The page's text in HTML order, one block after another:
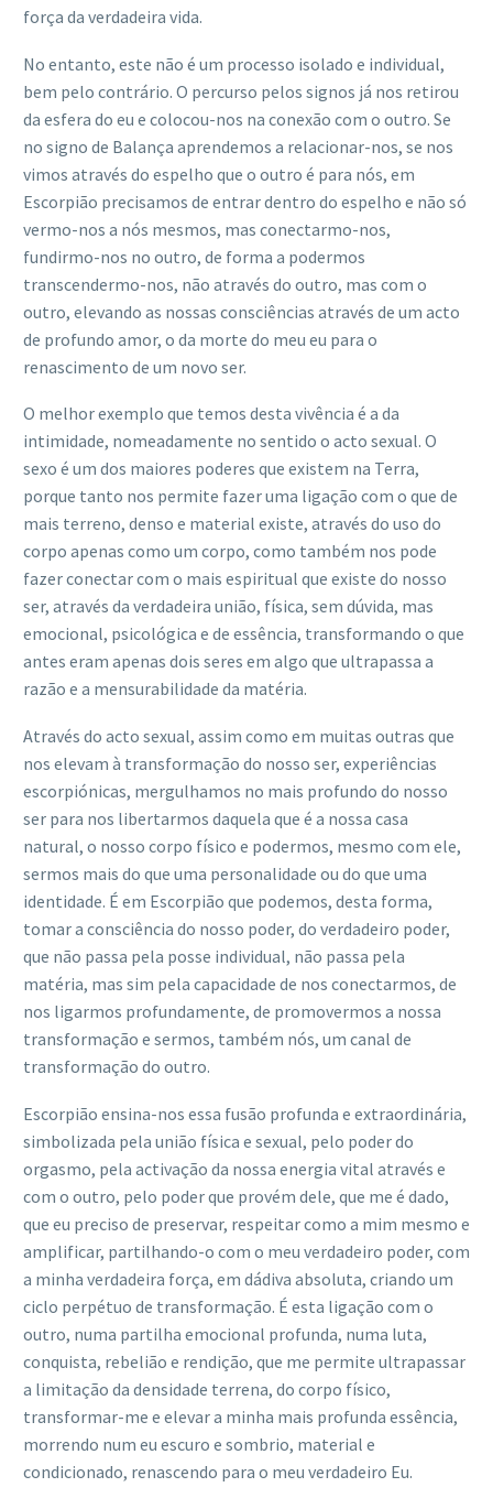
força da verdadeira vida.
No entanto, este não é um processo isolado e individual,
bem pelo contrário. O percurso pelos signos já nos retirou
da esfera do eu e colocou-nos na conexão com o outro. Se
no signo de Balança aprendemos a relacionar-nos, se nos
vimos através do espelho que o outro é para nós, em
Escorpião precisamos de entrar dentro do espelho e não só
vermo-nos a nós mesmos, mas conectarmo-nos,
fundirmo-nos no outro, de forma a podermos
transcendermo-nos, não através do outro, mas com o
outro, elevando as nossas consciências através de um acto
de profundo amor, o da morte do meu eu para o
renascimento de um novo ser.
O melhor exemplo que temos desta vivência é a da
intimidade, nomeadamente no sentido o acto sexual. O
sexo é um dos maiores poderes que existem na Terra,
porque tanto nos permite fazer uma ligação com o que de
mais terreno, denso e material existe, através do uso do
corpo apenas como um corpo, como também nos pode
fazer conectar com o mais espiritual que existe do nosso
ser, através da verdadeira união, física, sem dúvida, mas
emocional, psicológica e de essência, transformando o que
antes eram apenas dois seres em algo que ultrapassa a
razão e a mensurabilidade da matéria.
Através do acto sexual, assim como em muitas outras que
nos elevam à transformação do nosso ser, experiências
escorpiónicas, mergulhamos no mais profundo do nosso
ser para nos libertarmos daquela que é a nossa casa
natural, o nosso corpo físico e podermos, mesmo com ele,
sermos mais do que uma personalidade ou do que uma
identidade. É em Escorpião que podemos, desta forma,
tomar a consciência do nosso poder, do verdadeiro poder,
que não passa pela posse individual, não passa pela
matéria, mas sim pela capacidade de nos conectarmos, de
nos ligarmos profundamente, de promovermos a nossa
transformação e sermos, também nós, um canal de
transformação do outro.
Escorpião ensina-nos essa fusão profunda e extraordinária,
simbolizada pela união física e sexual, pelo poder do
orgasmo, pela activação da nossa energia vital através e
com o outro, pelo poder que provém dele, que me é dado,
que eu preciso de preservar, respeitar como a mim mesmo e
amplificar, partilhando-o com o meu verdadeiro poder, com
a minha verdadeira força, em dádiva absoluta, criando um
ciclo perpétuo de transformação. É esta ligação com o
outro, numa partilha emocional profunda, numa luta,
conquista, rebelião e rendição, que me permite ultrapassar
a limitação da densidade terrena, do corpo físico,
transformar-me e elevar a minha mais profunda essência,
morrendo num eu escuro e sombrio, material e
condicionado, renascendo para o meu verdadeiro Eu.